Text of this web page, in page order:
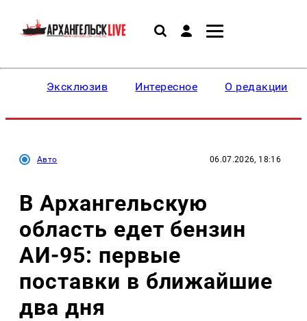
Эксклюзив Интересное О редакции
Авто 06.07.2026, 18:16
В Архангельскую
область едет бензин
АИ-95: первые
поставки в ближайшие
два дня